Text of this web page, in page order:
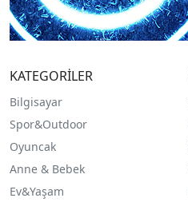
KATEGORİLER
Bilgisayar
Spor&Outdoor
Oyuncak
Anne & Bebek
Ev&Yaşam